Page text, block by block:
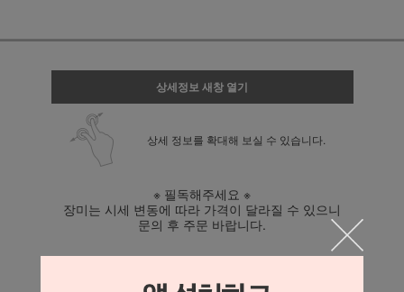
상세정보 새창 열기
상세 정보를 확대해 보실 수 있습니다.
※ 필독해주세요 ※
장미는 시세 변동에 따라 가격이 달라질 수 있으니
문의 후 주문 바랍니다.